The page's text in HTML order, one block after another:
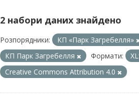
2 набори даних знайдено
Розпорядники: КП «Парк Загребелля»
КП Парк Загребелля
Формати:
Creative Commons Attribution 4.0